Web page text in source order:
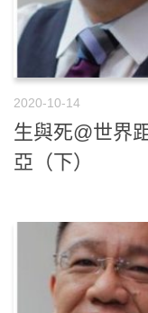
2020-10-14
生與死@世界
亞（下）